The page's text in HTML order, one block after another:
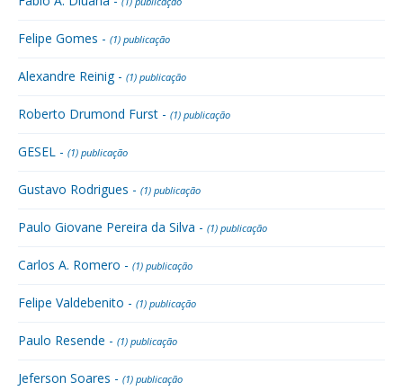
Felipe Gomes - (1) publicação
Alexandre Reinig - (1) publicação
Roberto Drumond Furst - (1) publicação
GESEL - (1) publicação
Gustavo Rodrigues - (1) publicação
Paulo Giovane Pereira da Silva - (1) publicação
Carlos A. Romero - (1) publicação
Felipe Valdebenito - (1) publicação
Paulo Resende - (1) publicação
Jeferson Soares - (1) publicação